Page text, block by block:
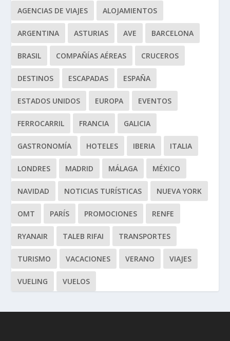
AGENCIAS DE VIAJES ALOJAMIENTOS
ARGENTINA ASTURIAS AVE BARCELONA
BRASIL COMPAÑÍAS AÉREAS CRUCEROS
DESTINOS ESCAPADAS ESPAÑA
ESTADOS UNIDOS EUROPA EVENTOS
FERROCARRIL FRANCIA GALICIA
GASTRONOMÍA HOTELES IBERIA ITALIA
LONDRES MADRID MÁLAGA MÉXICO
NAVIDAD NOTICIAS TURÍSTICAS NUEVA YORK
OMT PARÍS PROMOCIONES RENFE
RYANAIR TALEB RIFAI TRANSPORTES
TURISMO VACACIONES VERANO VIAJES
VUELING VUELOS